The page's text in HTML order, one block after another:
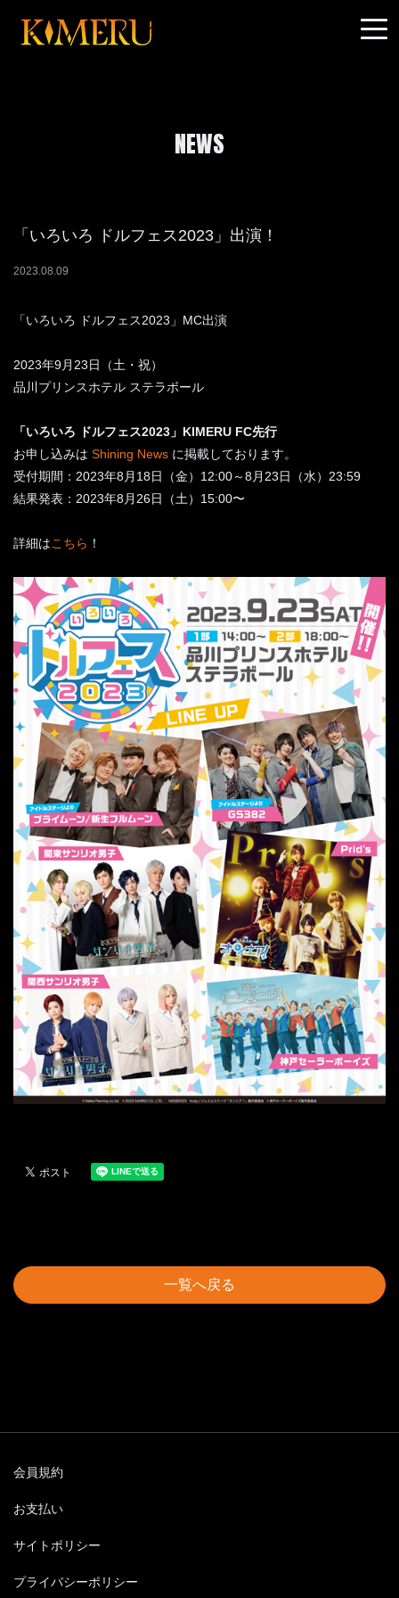
NEWS
「いろいろ ドルフェス2023」出演！
2023.08.09
「いろいろ ドルフェス2023」MC出演
2023年9月23日（土・祝）
品川プリンスホテル ステラボール
「いろいろ ドルフェス2023」KIMERU FC先行
お申し込みは Shining News に掲載しております。
受付期間：2023年8月18日（金）12:00～8月23日（水）23:59
結果発表：2023年8月26日（土）15:00〜
詳細はこちら ！
一覧へ戻る
会員規約
お支払い
サイトポリシー
プライバシーポリシー